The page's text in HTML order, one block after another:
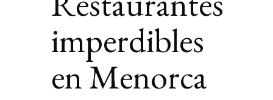
imperdibles
en Menorca